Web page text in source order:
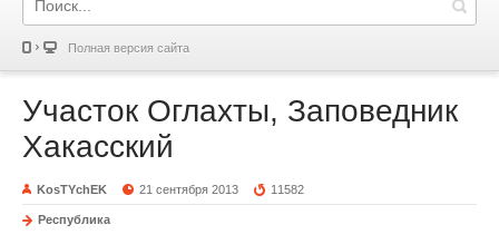
Полная версия сайта
Участок Оглахты, Заповедник
Хакасский
KosTYchEK 21 сентября 2013 11582
Республика